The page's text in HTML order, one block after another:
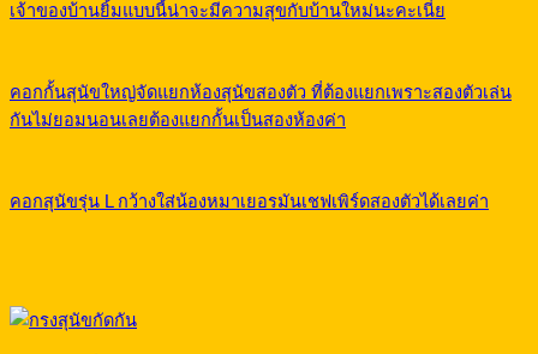
เจ้าของบ้านยิ้มแบบนี้น่าจะมีความสุขกับบ้านใหม่นะคะเนี่ย
คอกกั้นสุนัขใหญ่จัดแยกห้องสุนัขสองตัว ที่ต้องแยกเพราะสองตัวเล่น
กันไม่ยอมนอนเลยต้องแยกกั้นเป็นสองห้องค่า
คอกสุนัขรุ่น L กว้างใส่น้องหมาเยอรมันเชฟเพิร์ดสองตัวได้เลยค่า